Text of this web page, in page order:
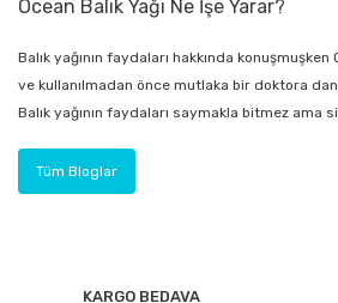
Ocean Balık Yağı Ne İşe Yarar?
Balık yağının faydaları hakkında
ve kullanılmadan önce mutlaka bir doktora
Balık yağının faydaları saymakla bitmez
Tüm Bloglar
KARGO BEDAVA